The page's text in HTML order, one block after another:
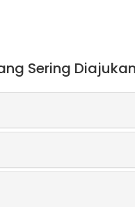
Sering